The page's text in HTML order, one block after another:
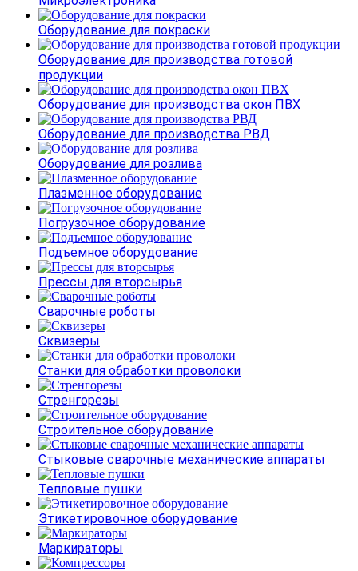
Оборудование для покраски
Оборудование для производства готовой
продукции
Оборудование для производства окон ПВХ
Оборудование для производства РВД
Оборудование для розлива
Плазменное оборудование
Погрузочное оборудование
Подъемное оборудование
Прессы для вторсырья
Сварочные роботы
Сквизеры
Станки для обработки проволоки
Стренгорезы
Строительное оборудование
Стыковые сварочные механические аппараты
Тепловые пушки
Этикетировочное оборудование
Маркираторы